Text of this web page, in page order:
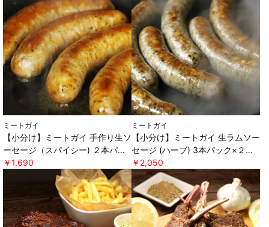
ミートガイ
【小分け】ミートガイ 手作り生ソ
ーセージ（スパイシー) ２本パッ
ク×２セット ＊軽減税率対象 [ミ
￥1,690
ミートガイ
【小分け】ミートガイ 生ラムソー
セージ (ハーブ) 3本パック×２セ
ット ＊軽減税率対象 [ミートガ
イ]
￥2,050